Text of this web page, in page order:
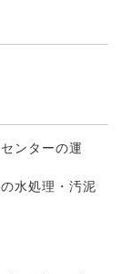
ンターの運
水処理・汚泥